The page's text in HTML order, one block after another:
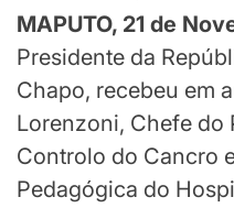
MAPUTO, 21 de
Presidente da
Chapo, recebeu em
Lorenzoni, Chefe do
Controlo do Cancro
Pedagógica do